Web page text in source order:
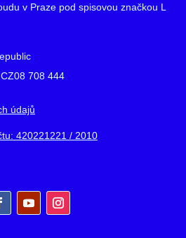
v Praze pod spisovou značkou L
708 444
údajů
420221221 / 2010